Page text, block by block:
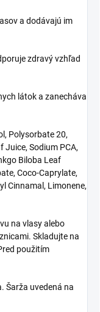
a dodávajú im
zdravý vzhľad
látok a zanecháva
Polysorbate 20,
Juice, Sodium PCA,
Biloba Leaf
Coco-Caprylate,
Cinnamal, Limonene,
na vlasy alebo
Skladujte na
použitím
Šarža uvedená na